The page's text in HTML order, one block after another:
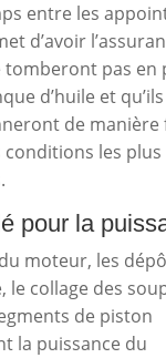
entre les
d’avoir
tomberont pas en
d’huile et qu’ils
de manière
conditions les plus
pour la
moteur, les
le collage des
de piston
la puissance du